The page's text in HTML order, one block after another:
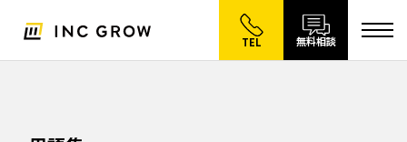
TEL 無料相談